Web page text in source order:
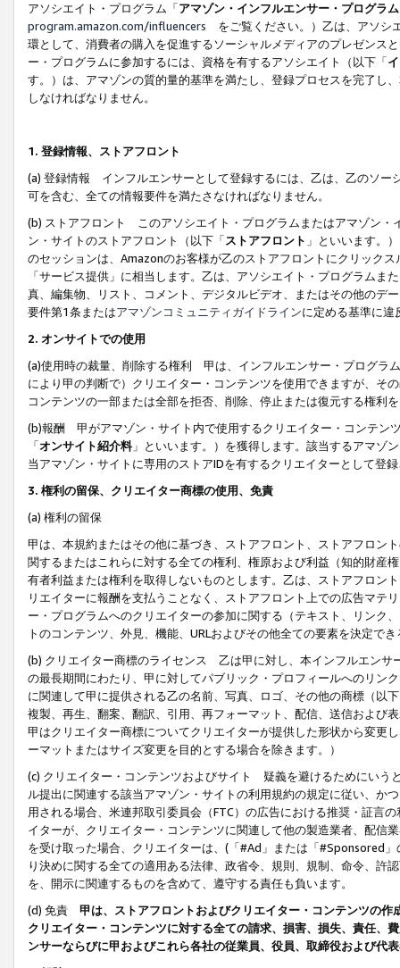
アソシエイト・プログラム「アマゾン・インフルエンサー・プログラム
program.amazon.com/influencers をご覧ください。）乙は、アソシ
環として、消費者の購入を促進するソーシャルメディアのプレゼンス
ー・プログラムに参加するには、資格を有するアソシエイト（以下「
す。）は、アマゾンの質的量的基準を満たし、登録プロセスを完了し、
しなければなりません。
1. 登録情報、ストアフロント
(a) 登録情報 インフルエンサーとして登録するには、乙は、乙のソー
可を含む、全ての情報要件を満たさなければなりません。
(b) ストアフロント このアソシエイト・プログラムまたはアマゾン・
ン・サイトのストアフロント（以下「ストアフロント 」といいます。
のセッションは、Amazonのお客様が乙のストアフロントにクリック
「サービス提供」に相当します。乙は、アソシエイト・プログラム
真、編集物、リスト、コメント、デジタルビデオ、またはその他のデ
要件第1条またはアマゾンコミュニティガイドラインに定める基準に違
2. オンサイトでの使用
(a)使用時の裁量、削除する権利 甲は、インフルエンサー・プログラ
により甲の判断で）クリエイター・コンテンツを使用できますが、そ
コンテンツの一部または全部を拒否、削除、停止または復元する権利
(b)報酬 甲がアマゾン・サイト内で使用するクリエイター・コンテン
「オンサイト紹介料」といいます。）を獲得します。該当するアマゾ
当アマゾン・サイトに専用のストアIDを有するクリエイターとして登
3. 権利の留保、クリエイター商標の使用、免責
(a) 権利の留保
甲は、本規約またはその他に基づき、ストアフロント、ストアフロン
関するまたはこれらに対する全ての権利、権原および利益（知的財産
有者利益または権利を取得しないものとします。乙は、ストアフロン
リエイターに報酬を支払うことなく、ストアフロント上での広告マテ
ー・プログラムへのクリエイターの参加に関する（テキスト、リンク
トのコンテンツ、外見、機能、URLおよびその他全ての要素を決定で
(b) クリエイター商標のライセンス 乙は甲に対し、本インフルエンサ
の最長期間にわたり、甲に対してパブリック・プロフィールへのリン
に関連して甲に提供される乙の名前、写真、ロゴ、その他の商標（以
複製、再生、翻案、翻訳、引用、再フォーマット、配信、送信および
甲はクリエイター商標についてクリエイターが提供した形状から変更
ーマットまたはサイズ変更を目的とする場合を除きます。）
(c) クリエイター・コンテンツおよびサイト 疑義を避けるためにいう
ル提出に関連する該当アマゾン・サイトの利用規約の規定に従い、か
用される場合、米連邦取引委員会（FTC）の広告における推奨・証言
イターが、クリエイター・コンテンツに関連して他の製造業者、配信
を受け取った場合、クリエイターは、(「#Ad」または「#Sponsored
り決めに関する全ての適用ある法律、政省令、規則、規制、命令、許
を、開示に関連するものを含めて、遵守する責任も負います。
(d) 免責 甲は、ストアフロントおよびクリエイター・コンテンツの
クリエイター・コンテンツに対する全ての請求、損害、損失、責任、
ンサーならびに甲およびこれら各社の従業員、役員、取締役および代